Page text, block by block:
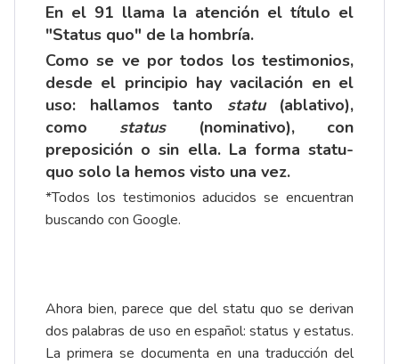
En el 91 llama la atención el título el
"Status quo" de la hombría.
Como se ve por todos los testimonios,
desde el principio hay vacilación en el
uso: hallamos tanto statu (ablativo),
como status (nominativo), con
preposición o sin ella. La forma statu-
quo solo la hemos visto una vez.
*Todos los testimonios aducidos se encuentran
buscando con Google.
Ahora bien, parece que del statu quo se derivan
dos palabras de uso en español: status y estatus.
La primera se documenta en una traducción del